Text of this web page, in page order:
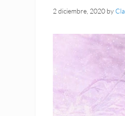
2 diciembre, 2020 by